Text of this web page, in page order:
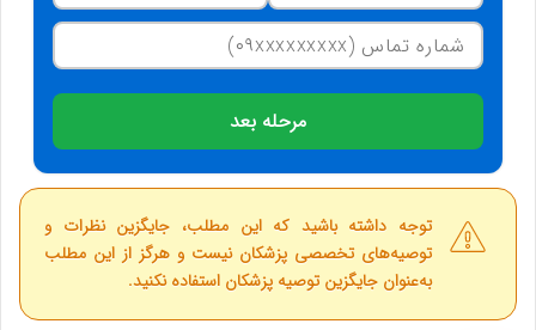
مرحله بعد
توجه داشته باشید که این مطلب، جایگزین نظرات و
توصیه‌های تخصصی پزشکان نیست و هرگز از این مطلب
به‌عنوان جایگزین توصیه پزشکان استفاده نکنید.